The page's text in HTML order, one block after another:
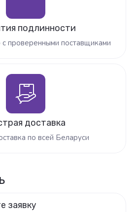
подлинности
проверенными поставщиками
доставка
по всей Беларуси
заявку